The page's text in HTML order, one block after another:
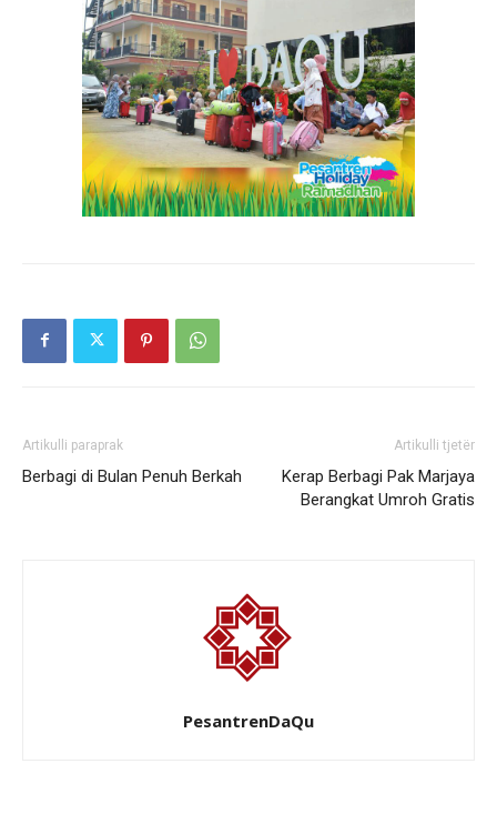
Artikulli paraprak
Berbagi di Bulan Penuh Berkah
Artikulli tjetër
Kerap Berbagi Pak Marjaya
Berangkat Umroh Gratis
PesantrenDaQu